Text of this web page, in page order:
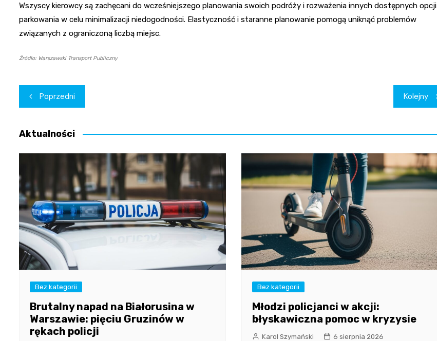
Wszyscy kierowcy są zachęcani do wcześniejszego planowania swoich podróży i rozważenia innych dostępnych opcji
parkowania w celu minimalizacji niedogodności. Elastyczność i staranne planowanie pomogą uniknąć problemów
związanych z ograniczoną liczbą miejsc.
Źródło: Warszawski Transport Publiczny
Nawigacja
wpisu
Poprzedni Kolejny
Aktualności
Bez kategorii
Brutalny napad na Białorusina w
Warszawie: pięciu Gruzinów w
rękach policji
Bez kategorii
Młodzi policjanci w akcji:
błyskawiczna pomoc w kryzysie
Karol Szymański 6 sierpnia 2026